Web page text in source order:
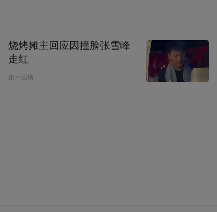
烧烤摊主回应因撞脸张雪峰
走红
第一现场